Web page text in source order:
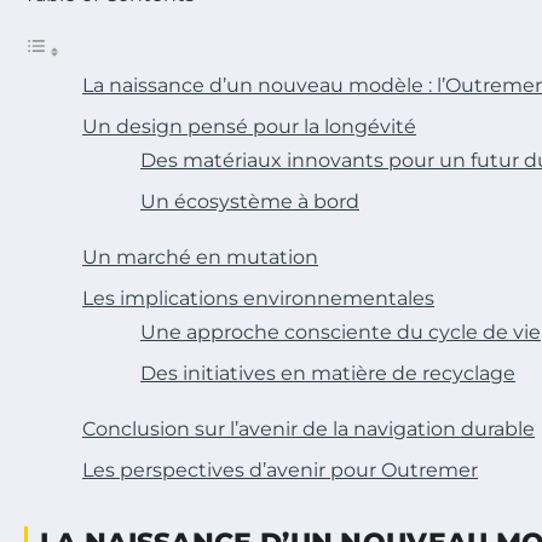
La naissance d’un nouveau modèle :
Un design pensé pour la longévité
Des matériaux innovants pour un futur
Un écosystème à bord
Un marché en mutation
Les implications environnementales
Une approche consciente du cycle de vie
Des initiatives en matière de recyclage
Conclusion sur l’avenir de la navigation durable
Les perspectives d’avenir pour Outremer